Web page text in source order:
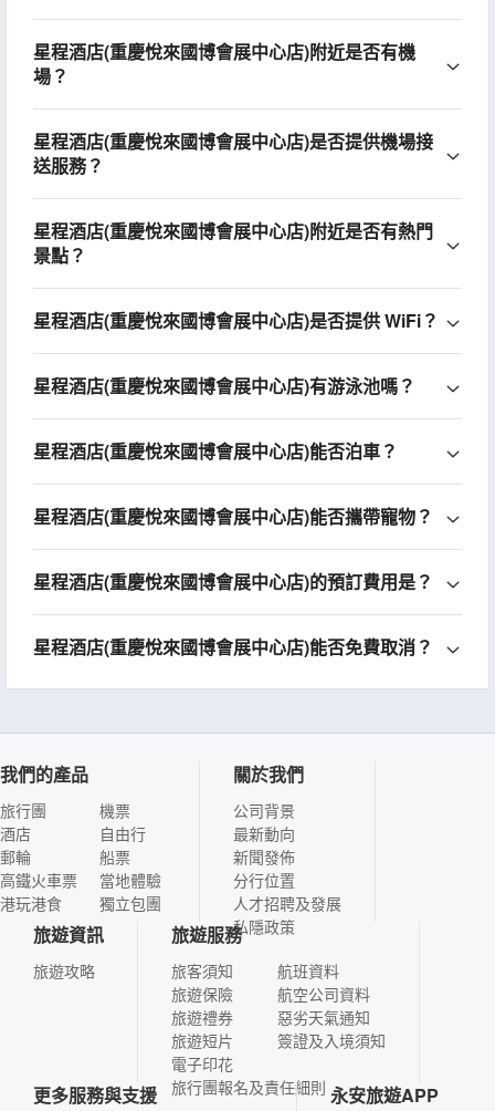
星程酒店(重慶悅來國博會展中心店)附近是否有機
場？
星程酒店(重慶悅來國博會展中心店)是否提供機場接
送服務？
星程酒店(重慶悅來國博會展中心店)附近是否有熱門
景點？
星程酒店(重慶悅來國博會展中心店)是否提供 WiFi？
星程酒店(重慶悅來國博會展中心店)有游泳池嗎？
星程酒店(重慶悅來國博會展中心店)能否泊車？
星程酒店(重慶悅來國博會展中心店)能否攜帶寵物？
星程酒店(重慶悅來國博會展中心店)的預訂費用是？
星程酒店(重慶悅來國博會展中心店)能否免費取消？
我們的產品
旅行團
酒店
郵輪
高鐵火車票
港玩港食
機票
自由行
船票
當地體驗
獨立包團
關於我們
公司背景
最新動向
新聞發佈
分行位置
人才招聘及發展
私隱政策
旅遊資訊
旅遊攻略
旅遊服務
旅客須知
旅遊保險
旅遊禮券
旅遊短片
電子印花
航班資料
航空公司資料
惡劣天氣通知
簽證及入境須知
旅行團報名及責任細則
更多服務與支援 永安旅遊APP